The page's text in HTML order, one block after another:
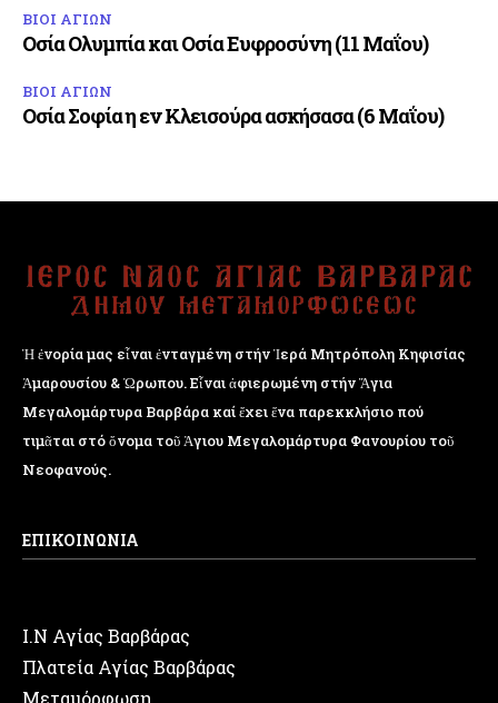
ΒΙΟΙ ΑΓΙΩΝ
Οσία Ολυμπία και Οσία Ευφροσύνη (11 Μαΐου)
ΒΙΟΙ ΑΓΙΩΝ
Οσία Σοφία η εν Κλεισούρα ασκήσασα (6 Μαΐου)
Ἡ ἐνορία μας εἶναι ἐνταγμένη στήν Ἱερά Μητρόπολη Κηφισίας
Ἁμαρουσίου & Ὠρωπου. Εἶναι ἀφιερωμένη στήν Ἅγια
Μεγαλομάρτυρα Βαρβάρα καί ἔχει ἕνα παρεκκλήσιο πού
τιμᾶται στό ὄνομα τοῦ Ἁγιου Μεγαλομάρτυρα Φανουρίου τοῦ
Νεοφανούς.
ΕΠΙΚΟΙΝΩΝΙΑ
Ι.Ν Αγίας Βαρβάρας
Πλατεία Αγίας Βαρβάρας